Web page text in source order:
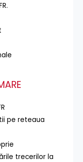
pe reteaua
trecerilor la